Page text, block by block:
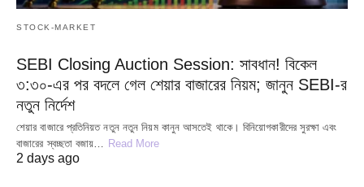
STOCK-MARKET
SEBI Closing Auction Session: সাবধান! বিকেল
৩:৩০-এর পর বদলে গেল শেয়ার বাজারের নিয়ম; জানুন SEBI-র
নতুন নির্দেশ
শেয়ার বাজারে প্রতিনিয়ত নতুন নতুন নিয়ম কানুন আসতেই থাকে। বিনিয়োগকারীদের সুরক্ষা এবং
বাজারের স্বচ্ছতা বজায়…
Read More
2 days ago